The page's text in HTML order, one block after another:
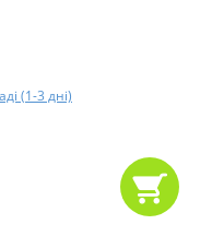
(1-3 дні)